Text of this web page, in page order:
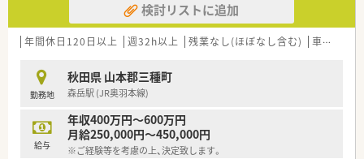
検討リストに追加
年間休日120日以上 週32h以上 残業なし(ほぼなし含む) 車通勤可
勤務地
秋田県 山本郡三種町
森岳駅 (JR奥羽本線)
給与
年収400万円～600万円
月給250,000円～450,000円
※ご経験等を考慮の上、決定致します。